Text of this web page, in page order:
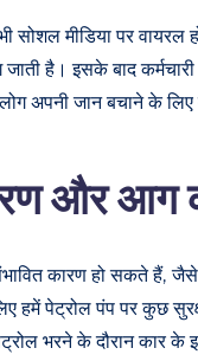
सोशल मीडिया पर
है। इसके बाद
अपनी जान बचाने के
और आग
कारण हो सकते हैं, जैसे
हमें पेट्रोल पंप पर कुछ
भरने के दौरान कार